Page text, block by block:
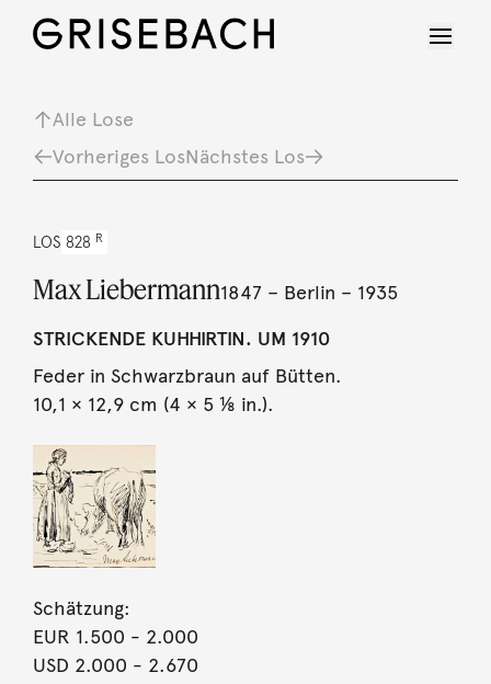
Alle Lose
Vorheriges LosNächstes Los
LOS 828 R
Max Liebermann1847 – Berlin – 1935
STRICKENDE KUHHIRTIN. UM 1910
Feder in Schwarzbraun auf Bütten.
10,1 × 12,9 cm (4 × 5 ⅛ in.).
Schätzung:
EUR 1.500 - 2.000
USD 2.000 - 2.670